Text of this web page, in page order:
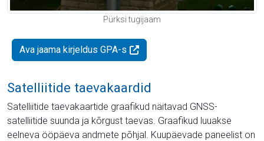
Pürksi tugijaam
Ava jaama kirjeldus GPA-s
Satelliitide taevakaardid
Satelliitide taevakaartide graafikud näitavad GNSS-
satelliitide suunda ja kõrgust taevas. Graafikud luuakse
eelneva ööpäeva andmete põhjal. Kuupäevade paneelist on